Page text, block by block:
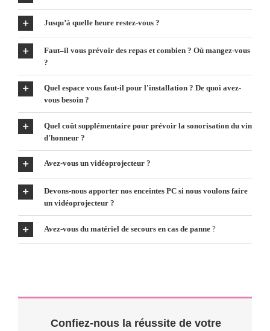
Jusqu’à quelle heure restez-vous ?
Faut–il vous prévoir des repas et combien ? Où mangez-vous
?
Quel espace vous faut-il pour l'installation ? De quoi avez-
vous besoin ?
Quel coût supplémentaire pour prévoir la sonorisation du vin
d'honneur ?
Avez-vous un vidéoprojecteur ?
Devons-nous apporter nos enceintes PC si nous voulons faire
un vidéoprojecteur ?
Avez-vous du matériel de secours en cas de panne ?
Confiez-nous la réussite de votre